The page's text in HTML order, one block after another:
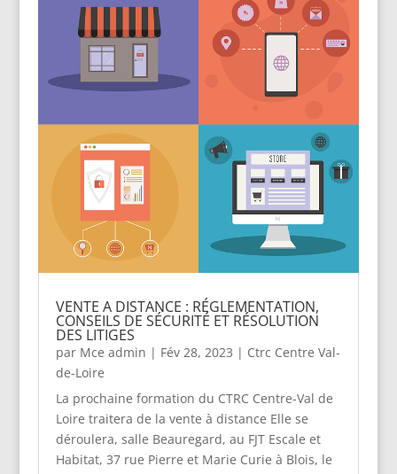
VENTE A DISTANCE : RÉGLEMENTATION,
CONSEILS DE SÉCURITÉ ET RÉSOLUTION
DES LITIGES
par Mce admin | Fév 28, 2023 | Ctrc Centre Val-
de-Loire
La prochaine formation du CTRC Centre-Val de
Loire traitera de la vente à distance Elle se
déroulera, salle Beauregard, au FJT Escale et
Habitat, 37 rue Pierre et Marie Curie à Blois, le